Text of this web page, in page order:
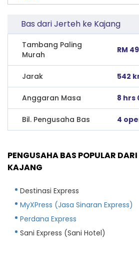
Bas dari Jerteh ke Kajang
Tambang Paling
Murah
RM
Jarak 542
Anggaran Masa 8 hrs
Bil. Pengusaha Bas 4
PENGUSAHA BAS POPULAR DARI
KAJANG
Destinasi Express
MyXPress (Jasa Sinaran Express)
Perdana Express
Sani Express (Sani Hotel)